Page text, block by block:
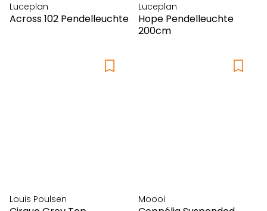
Luceplan
Across 102 Pendelleuchte
Luceplan
Hope Pendelleuchte
200cm
Louis Poulsen Moooi